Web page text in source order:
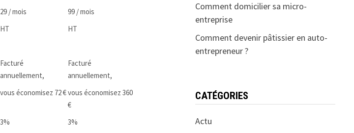
29 / mois
HT
Facturé
annuellement,
vous économisez 72 €
99 / mois
HT
Facturé
annuellement,
vous économisez 360
€
3%
3%
Comment domicilier sa micro-
entreprise
Comment devenir pâtissier en auto-
entrepreneur ?
CATÉGORIES
Actu